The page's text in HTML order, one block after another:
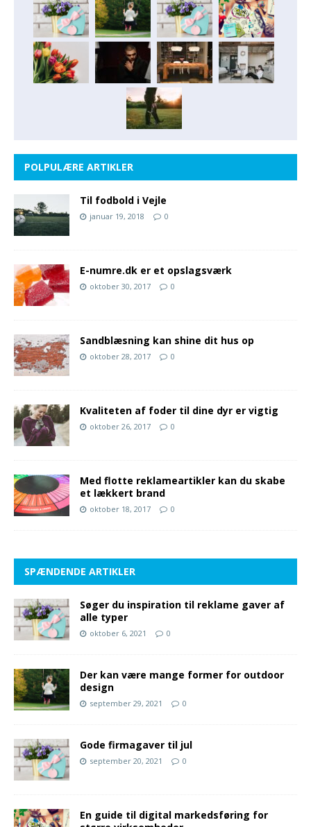
POLPULÆRE ARTIKLER
Til fodbold i Vejle
januar 19, 2018 0
E-numre.dk er et opslagsværk
oktober 30, 2017 0
Sandblæsning kan shine dit hus op
oktober 28, 2017 0
Kvaliteten af foder til dine dyr er vigtig
oktober 26, 2017 0
Med flotte reklameartikler kan du skabe
et lækkert brand
oktober 18, 2017 0
SPÆNDENDE ARTIKLER
Søger du inspiration til reklame gaver af
alle typer
oktober 6, 2021 0
Der kan være mange former for outdoor
design
september 29, 2021 0
Gode firmagaver til jul
september 20, 2021 0
En guide til digital markedsføring for